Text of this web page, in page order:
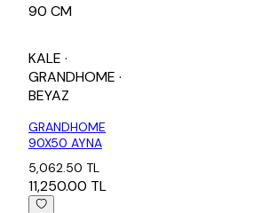
90 CM
KALE ·
GRANDHOME ·
BEYAZ
GRANDHOME
90X50 AYNA
5,062.50 TL
11,250.00 TL